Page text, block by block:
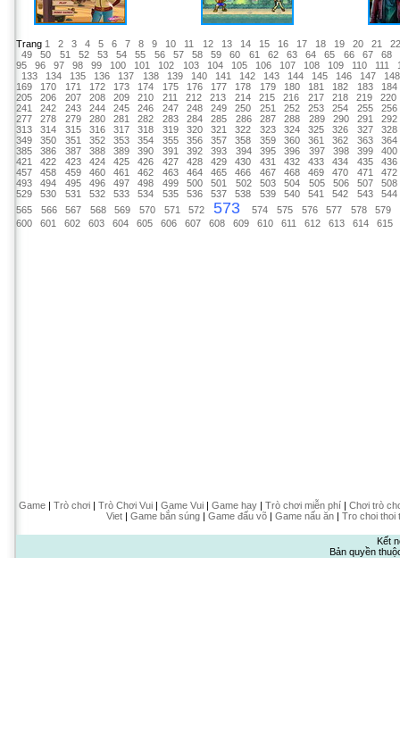
Trang 1 2 3 4 5 6 7 8 9 10 11 12 13 14 15 16 17 18 19 20 21
22
49
50 51 52 53 54 55 56 57 58 59 60 61 62 63 64 65 66 67
68
95
96 97 98 99 100 101 102 103 104 105 106 107 108 109 110 111
133
134 135 136 137 138 139 140 141 142 143 144 145 146 147
148
169
170 171 172 173 174 175 176 177 178 179 180 181 182 183
184
205
206 207 208 209 210 211 212 213 214 215 216 217 218 219
220
241
242 243 244 245 246 247 248 249 250 251 252 253 254 255
256
277
278 279 280 281 282 283 284 285 286 287 288 289 290 291
292
313
314 315 316 317 318 319 320 321 322 323 324 325 326 327
328
349
350 351 352 353 354 355 356 357 358 359 360 361 362 363
364
385
386 387 388 389 390 391 392 393 394 395 396 397 398 399
400
421
422 423 424 425 426 427 428 429 430 431 432 433 434 435
436
457
458 459 460 461 462 463 464 465 466 467 468 469 470 471
472
493
494 495 496 497 498 499 500 501 502 503 504 505 506 507
508
529
530 531 532 533 534 535 536 537 538 539 540 541 542 543
544
565
566 567 568 569 570 571 572 573 574 575 576 577 578 579
600
601 602 603 604 605 606 607 608 609 610 611 612 613 614 615
Game| Trò chơi| Trò Chơi Vui| Game Vui| Game hay| Trò chơi miễn phí| Chơi trò
Viet| Game bắn súng| Game đấu võ| Game nấu ăn| Tro choi thoi
Kết
Bản quyền